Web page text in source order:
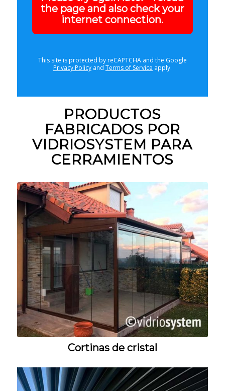
the page and also check your
internet connection.
This site is protected by reCAPTCHA and the Google
Privacy Policyand Terms of Service apply.
PRODUCTOS
FABRICADOS POR
VIDRIOSYSTEM PARA
CERRAMIENTOS
Cortinas de cristal